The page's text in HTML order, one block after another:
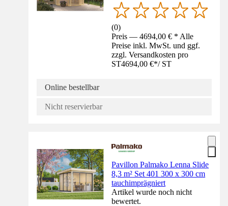
(0)
Preis — 4694,00 € * Alle
Preise inkl. MwSt. und ggf.
zzgl. Versandkosten pro
ST4694,00 €*/ ST
Online bestellbar
Nicht reservierbar
Pavillon Palmako Lenna Slide
8,3 m² Set 401 300 x 300 cm
tauchimprägniert
Artikel wurde noch nicht
bewertet.